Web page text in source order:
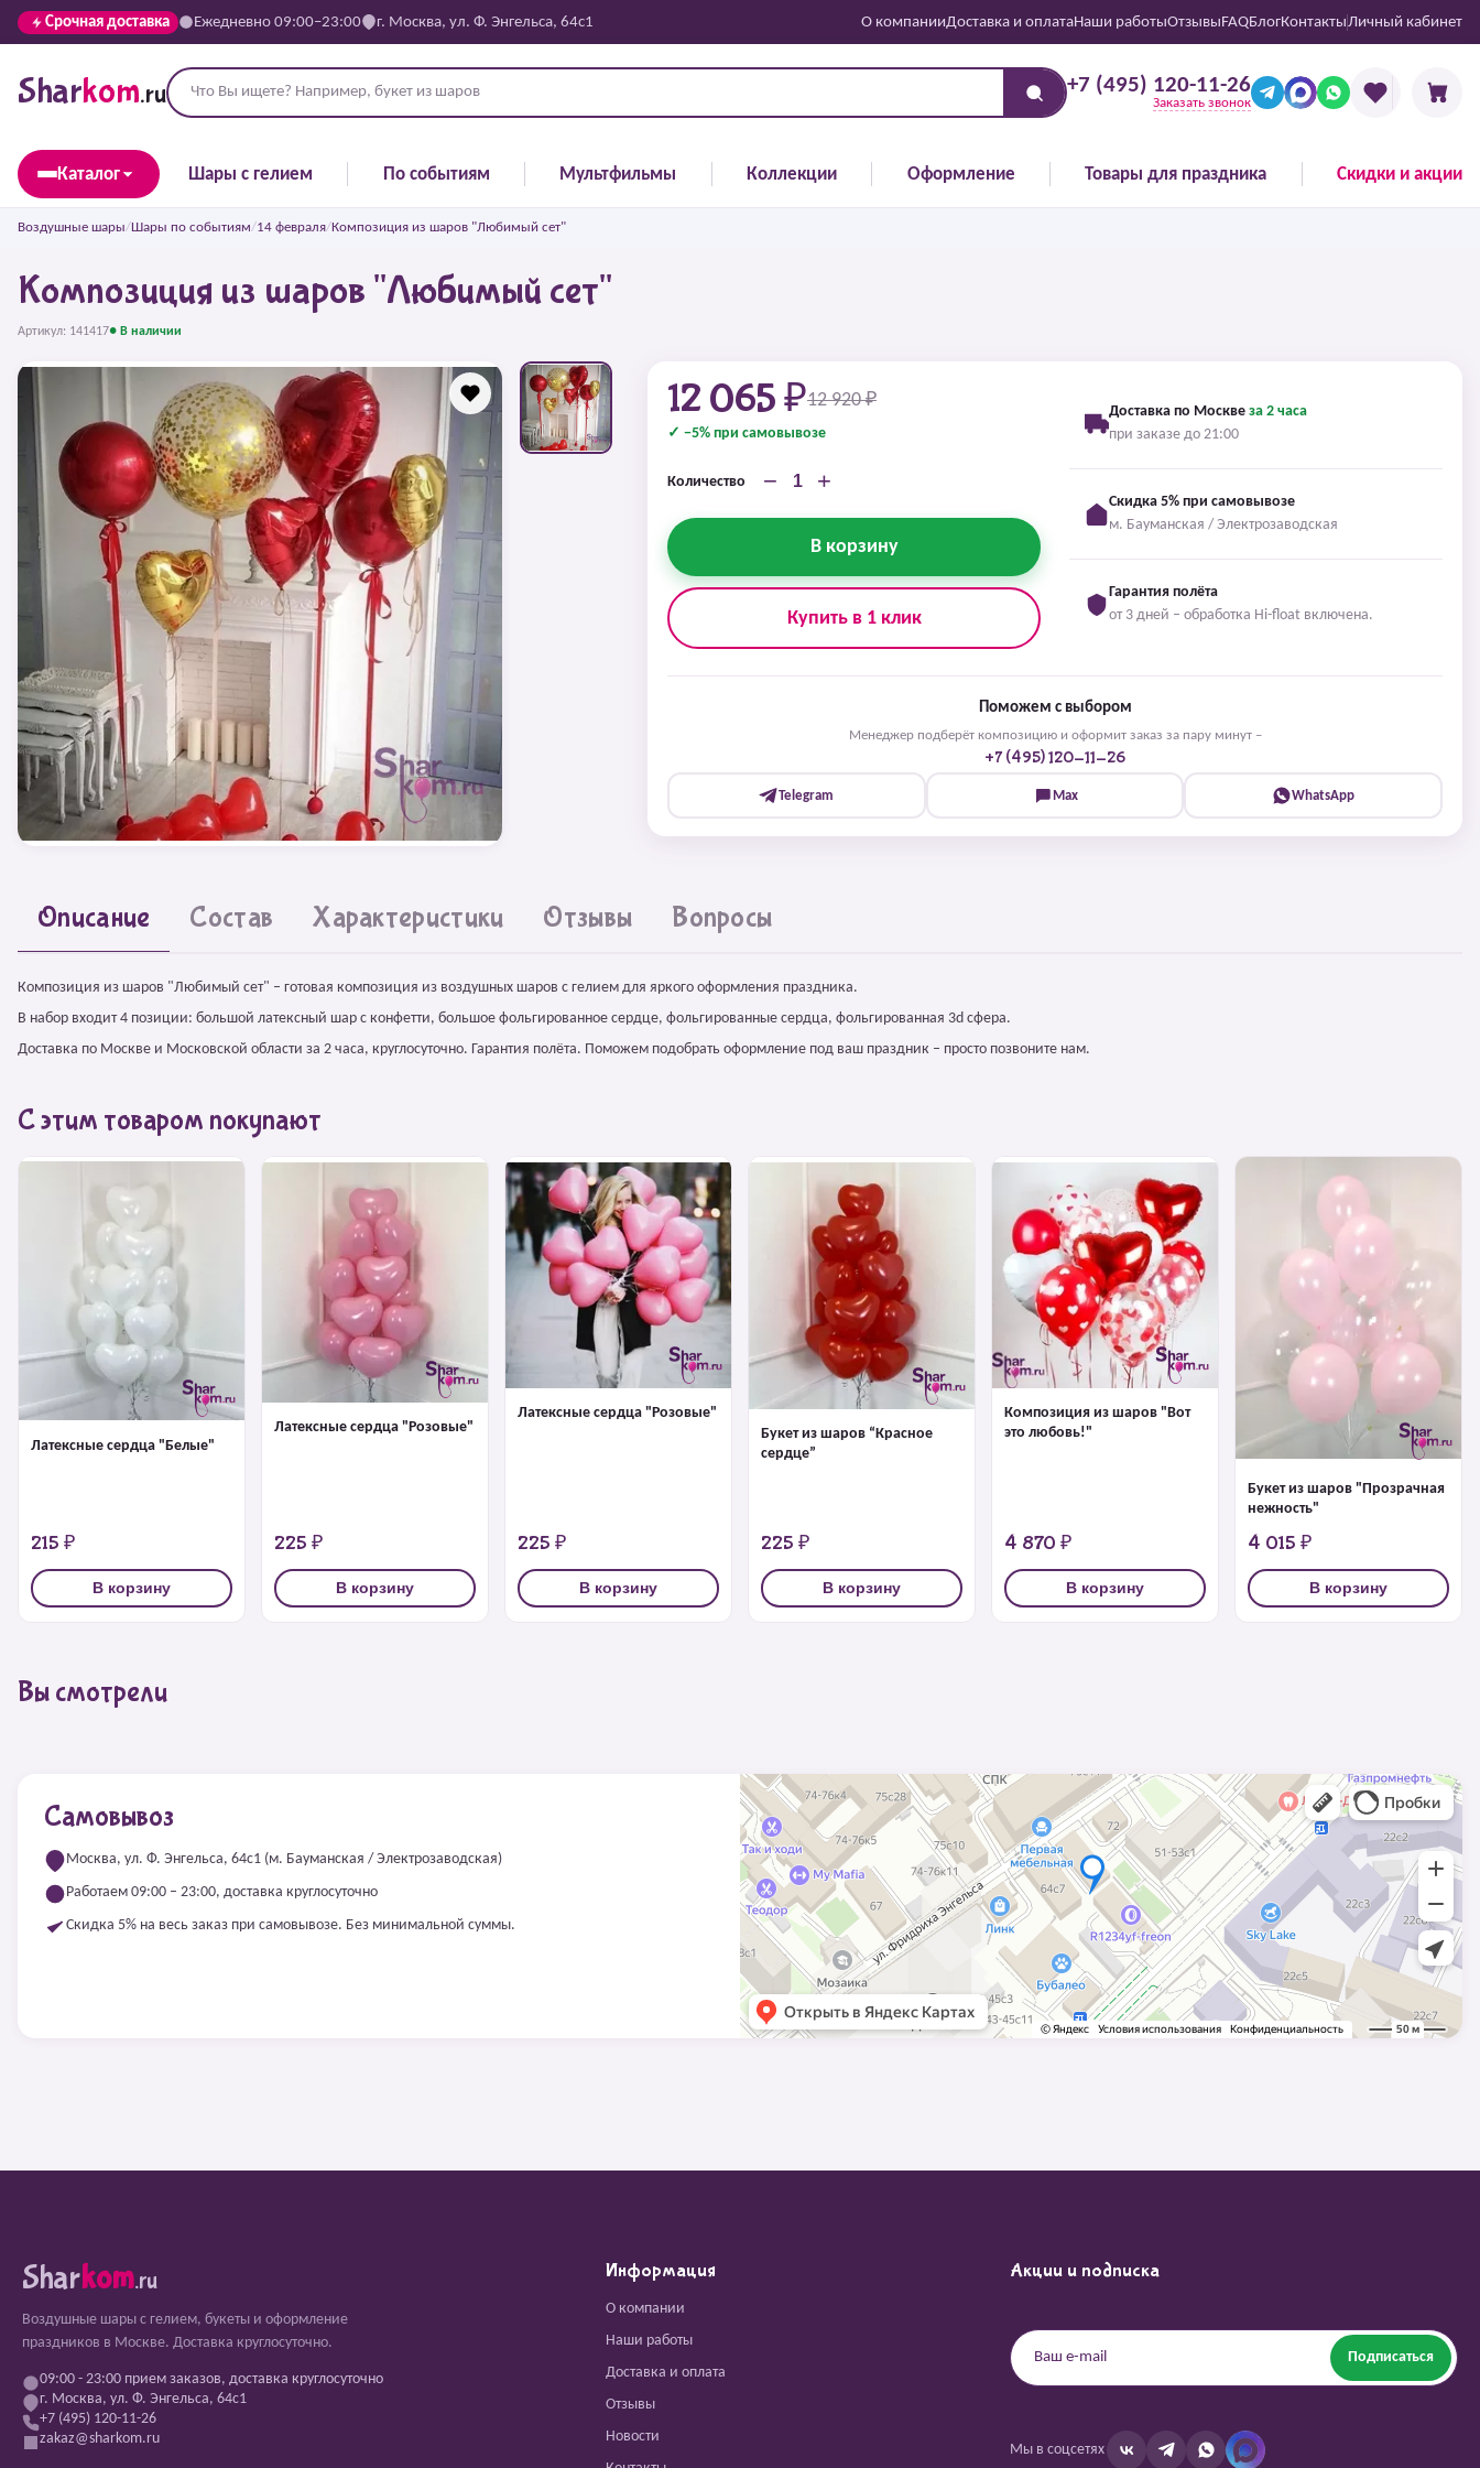
Срочная доставка Ежедневно 09:00–23:00 г. Москва, ул. Ф. Энгельса, 64с1 О компанииДоставка и оплатаНаши работыОтзывыFAQБлогКонтактыЛичный кабинет
Sharkom.ru +7 (495) 120-11-26
Заказать звонок
Каталог Шары с гелием По событиям Мультфильмы Коллекции Оформление Товары для праздника Скидки и акции
Воздушные шары/Шары по событиям/14 февраля/Композиция из шаров "Любимый сет"
Композиция из шаров "Любимый сет"
Артикул: 141417● В наличии
12 065 ₽12 920 ₽
✓ −5% при самовывозе
Количество − +
В корзину
Купить в 1 клик
Доставка по Москве за 2 часа
при заказе до 21:00
Скидка 5% при самовывозе
м. Бауманская / Электрозаводская
Гарантия полёта
от 3 дней – обработка Hi-float включена.
Поможем с выбором
Менеджер подберёт композицию и оформит заказ за пару минут –
+7 (495) 120-11-26
Telegram Max WhatsApp
Описание Состав Характеристики Отзывы Вопросы
Композиция из шаров "Любимый сет" – готовая композиция из воздушных шаров с гелием для яркого оформления праздника.
В набор входит 4 позиции: большой латексный шар с конфетти, большое фольгированное сердце, фольгированные сердца, фольгированная 3d сфера.
Доставка по Москве и Московской области за 2 часа, круглосуточно. Гарантия полёта. Поможем подобрать оформление под ваш праздник – просто позвоните нам.
С этим товаром покупают
Латексные сердца "Белые"
215 ₽
В корзину
Латексные сердца "Розовые"
225 ₽
В корзину
Латексные сердца "Розовые"
225 ₽
В корзину
Букет из шаров “Красное
сердце”
225 ₽
В корзину
Композиция из шаров "Вот
это любовь!"
4 870 ₽
В корзину
Букет из шаров "Прозрачная
нежность"
4 015 ₽
В корзину
Вы смотрели
Самовывоз
Москва, ул. Ф. Энгельса, 64с1 (м. Бауманская / Электрозаводская)
Работаем 09:00 – 23:00, доставка круглосуточно
Скидка 5% на весь заказ при самовывозе. Без минимальной суммы.
Sharkom.ru
Воздушные шары с гелием, букеты и оформление
праздников в Москве. Доставка круглосуточно.
09:00 - 23:00 прием заказов, доставка круглосуточно
г. Москва, ул. Ф. Энгельса, 64с1
+7 (495) 120-11-26
zakaz@sharkom.ru
Информация
О компании
Наши работы
Доставка и оплата
Отзывы
Новости
Акции и подписка
Подписаться
Мы в соцсетях